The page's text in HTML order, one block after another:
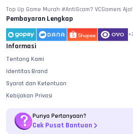
Top Up Game Murah #AntiScam? VCGamers Aja!
Pembayaran Lengkap
Informasi
Tentang Kami
Identitas Brand
Syarat dan Ketentuan
Kebijakan Privasi
Punya Pertanyaan?
Cek Pusat Bantuan